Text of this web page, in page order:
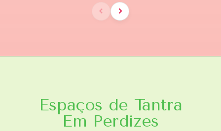
Espaços de Tantra
Em Perdizes